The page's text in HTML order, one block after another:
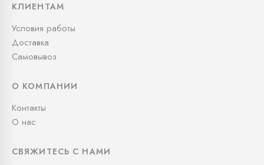
КЛИЕНТАМ
Условия работы
Доставка
Самовывоз
О КОМПАНИИ
Контакты
О нас
СВЯЖИТЕСЬ С НАМИ